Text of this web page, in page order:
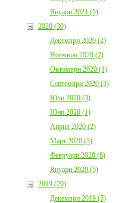
Януари 2021 (5)
2020 (30)
Декември 2020 (2)
Ноември 2020 (2)
Октомври 2020 (1)
Септември 2020 (3)
Юли 2020 (3)
Юни 2020 (1)
Април 2020 (2)
Март 2020 (3)
Февруари 2020 (8)
Януари 2020 (5)
2019 (29)
Декември 2019 (5)